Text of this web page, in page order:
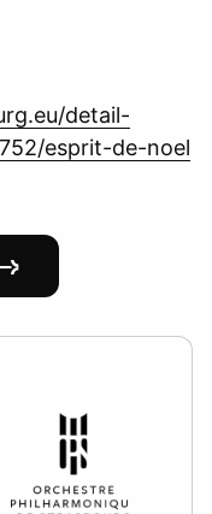
detail-
esprit-de-noel